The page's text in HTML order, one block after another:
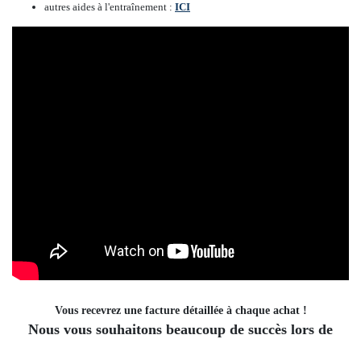
autres aides à l'entraînement : ICI
Vous recevrez une facture détaillée à chaque achat !
Nous vous souhaitons beaucoup de succès lors de